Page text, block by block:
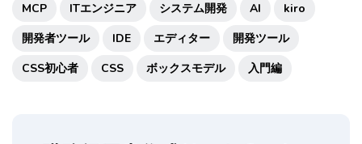
MCP
ITエンジニア システム開発 AI
kiro
開発者ツール
IDE エディター
開発ツール
CSS初心者
CSS ボックスモデル 入門編